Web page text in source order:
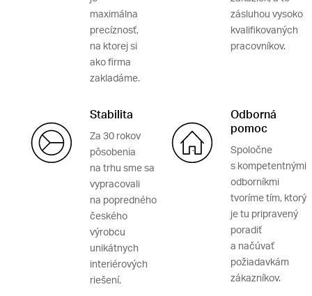
maximálna
precíznosť,
na ktorej si
ako firma
zakladáme.
zásluhou vysoko
kvalifikovaných
pracovníkov.
Stabilita
Za 30 rokov
pôsobenia
na trhu sme sa
vypracovali
na popredného
českého
výrobcu
unikátnych
interiérových
riešení.
Odborná
pomoc
Spoločne
s kompetentnými
odborníkmi
tvoríme tím, ktorý
je tu pripravený
poradiť
a načúvať
požiadavkám
zákazníkov.